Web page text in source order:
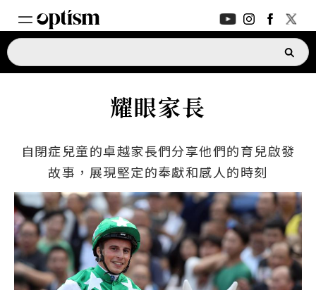
深度對話
日常生活
支援指南 新功能
ASK OPTISM 升級版
耀眼家長
自閉症兒童的卓越家長們分享他們的育兒啟發
故事，展現堅定的奉獻和感人的時刻